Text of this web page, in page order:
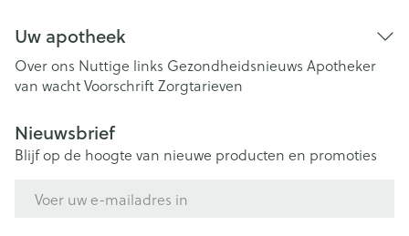
Uw apotheek
Over ons Nuttige links Gezondheidsnieuws Apotheker
van wachtVoorschriftZorgtarieven
Nieuwsbrief
Blijf op de hoogte van nieuwe producten en promoties